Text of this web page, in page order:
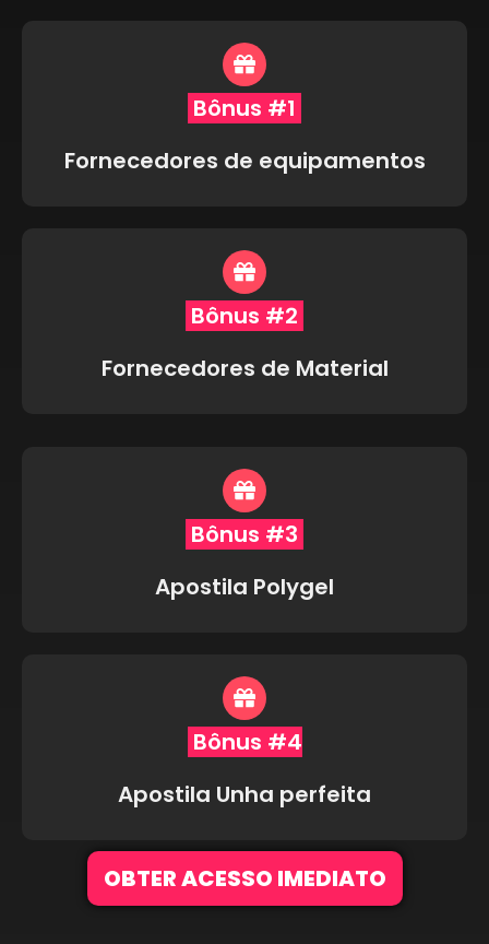
Bônus #1
Fornecedores de equipamentos
Bônus #2
Fornecedores de Material
Bônus #3
Apostila Polygel
Bônus #4
Apostila Unha perfeita
OBTER ACESSO IMEDIATO